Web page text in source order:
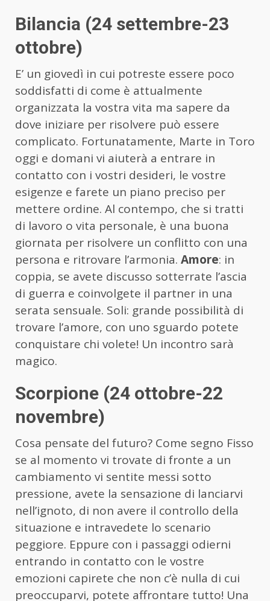
Bilancia (24 settembre-23
ottobre)
E’ un giovedì in cui potreste essere poco
soddisfatti di come è attualmente
organizzata la vostra vita ma sapere da
dove iniziare per risolvere può essere
complicato. Fortunatamente, Marte in Toro
oggi e domani vi aiuterà a entrare in
contatto con i vostri desideri, le vostre
esigenze e farete un piano preciso per
mettere ordine. Al contempo, che si tratti
di lavoro o vita personale, è una buona
giornata per risolvere un conflitto con una
persona e ritrovare l’armonia. Amore: in
coppia, se avete discusso sotterrate l’ascia
di guerra e coinvolgete il partner in una
serata sensuale. Soli: grande possibilità di
trovare l’amore, con uno sguardo potete
conquistare chi volete! Un incontro sarà
magico.
Scorpione (24 ottobre-22
novembre)
Cosa pensate del futuro? Come segno Fisso
se al momento vi trovate di fronte a un
cambiamento vi sentite messi sotto
pressione, avete la sensazione di lanciarvi
nell’ignoto, di non avere il controllo della
situazione e intravedete lo scenario
peggiore. Eppure con i passaggi odierni
entrando in contatto con le vostre
emozioni capirete che non c’è nulla di cui
preoccuparvi, potete affrontare tutto! Una